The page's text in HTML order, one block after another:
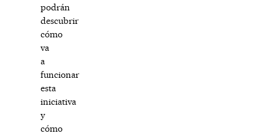
podrán
descubrir
cómo
va
a
funcionar
esta
iniciativa
y
cómo